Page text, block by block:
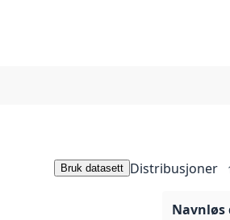
Bruk datasett Distribusjoner